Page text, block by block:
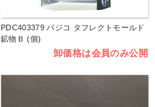
PDC403379 パジコ タフレクトモールド
鉱物Ｂ (個)
卸価格は会員のみ公開